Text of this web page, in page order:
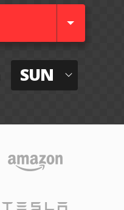
SUN